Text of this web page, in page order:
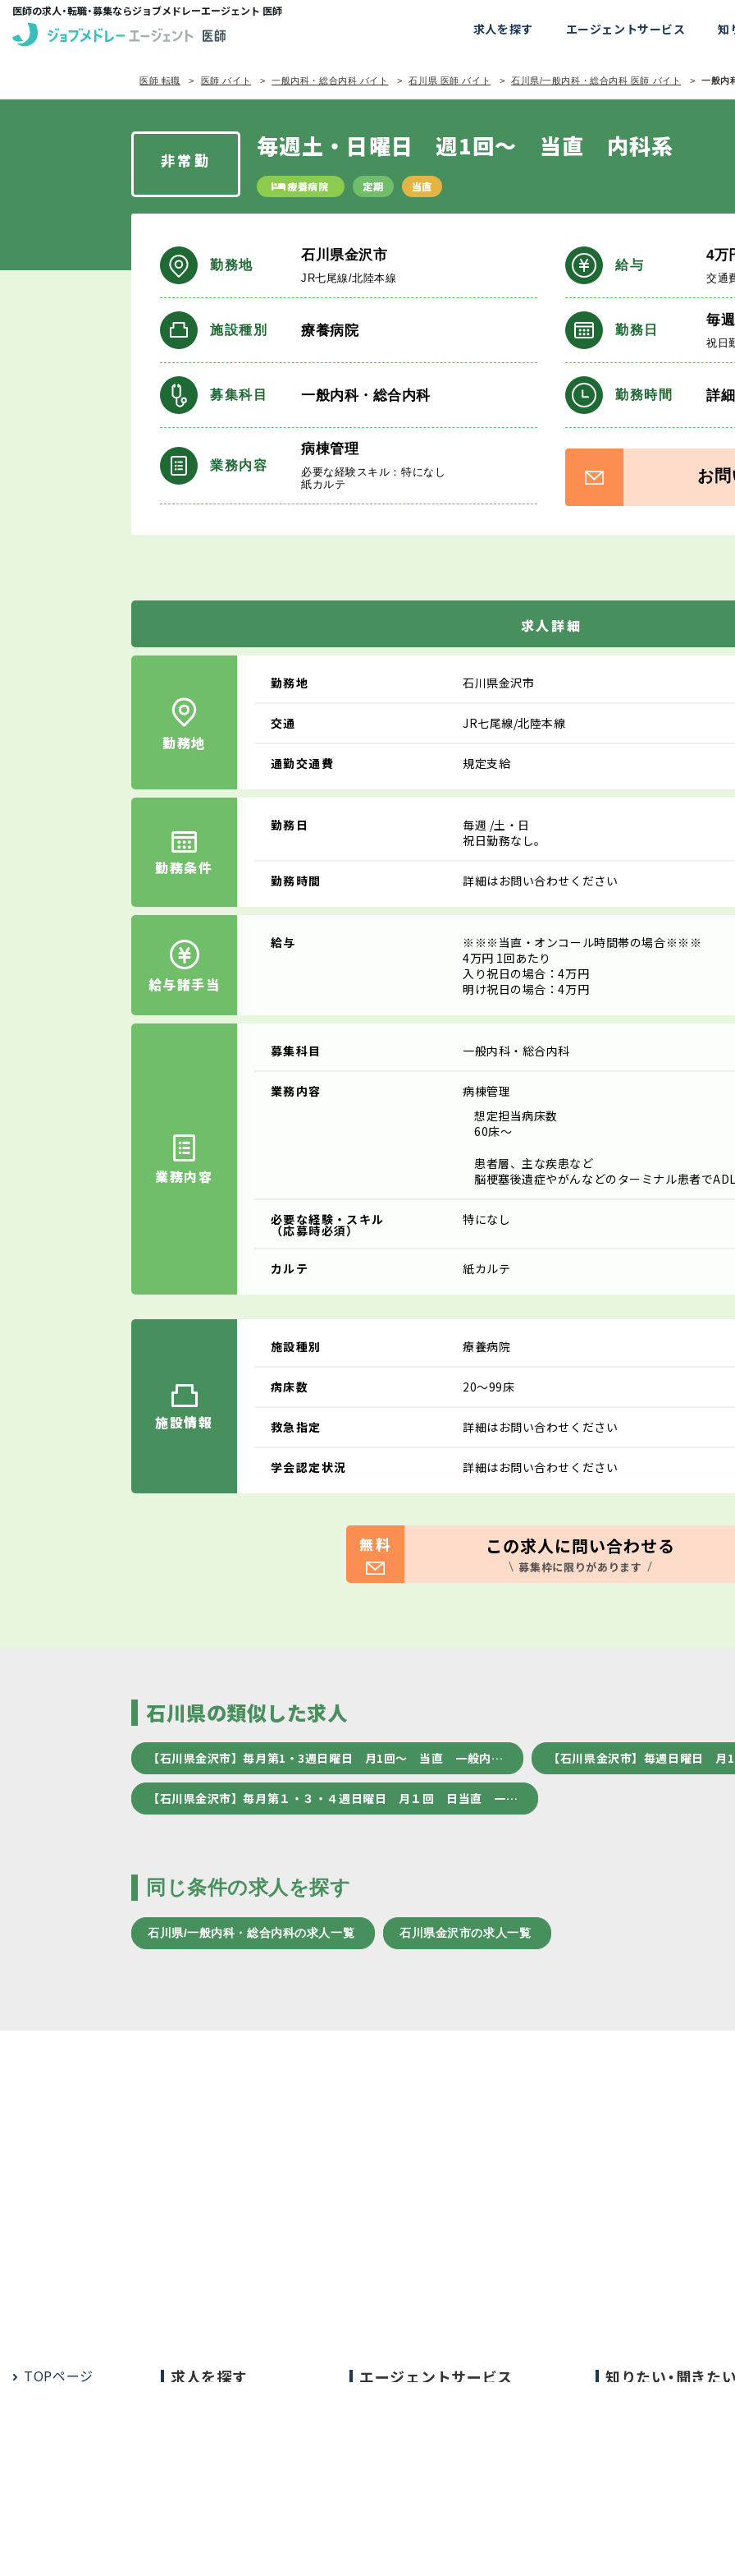
医師の求人・転職・募集ならジョブメドレーエージェント 医師
求人を探す エージェントサービス 知
医師 転職 医師 バイト 一般内科・総合内科 バイト 石川県 医師 バイト 石川県/一般内科・総合内科 医師 バイト 一般内
非常勤 毎週土・日曜日 週1回～ 当直 内科系
療養病院 定期 当直
勤務地
石川県金沢市
JR七尾線/北陸本線
施設種別 療養病院
募集科目 一般内科・総合内科
業務内容
病棟管理
必要な経験スキル：特になし
紙カルテ
給与
4万
交通
勤務日
毎週
祝日
勤務時間 詳
お
求人詳細
勤務地
勤務地 石川県金沢市
交通 JR七尾線/北陸本線
通勤交通費 規定支給
勤務条件
勤務日 毎週 /土・日
祝日勤務なし。
勤務時間 詳細はお問い合わせください
給与諸手当
給与
※※※当直・オンコール時間帯の場合※※※
4万円 1回あたり
入り祝日の場合：4万円
明け祝日の場合：4万円
業務内容
募集科目 一般内科・総合内科
業務内容
病棟管理
想定担当病床数
60床～
患者層、主な疾患など
脳梗塞後遺症やがんなどのターミナル患者で
必要な経験・スキル
（応募時必須）
特になし
カルテ 紙カルテ
施設情報
施設種別 療養病院
病床数 20～99床
救急指定 詳細はお問い合わせください
学会認定状況 詳細はお問い合わせください
無料 この求人に問い合わせる
募集枠に限りがあります
石川県の類似した求人
【石川県金沢市】毎月第1・3週日曜日 月1回～ 当直 一般内… 【石川県金沢市】毎週日曜日
【石川県金沢市】毎月第１・３・４週日曜日 月１回 日当直 一…
同じ条件の求人を探す
石川県/一般内科・総合内科の求人一覧 石川県金沢市の求人一覧
TOPページ 求人を探す エージェントサービス 知りたい・聞きたい